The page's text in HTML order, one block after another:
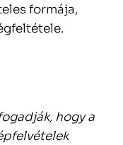
formája,
hogy a